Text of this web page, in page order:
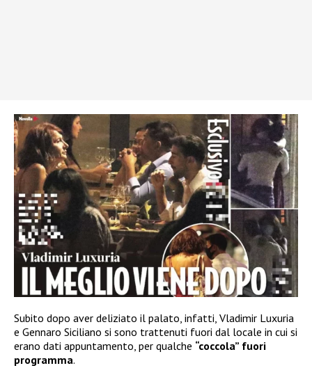
Subito dopo aver deliziato il palato, infatti, Vladimir Luxuria
e Gennaro Siciliano si sono trattenuti fuori dal locale in cui si
erano dati appuntamento, per qualche “coccola” fuori
programma.